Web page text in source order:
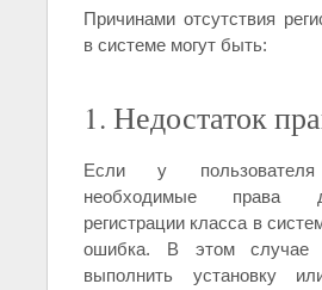
Причинами отсутствия
в системе могут быть:
1. Недостаток
Если у пользователя
необходимые права
регистрации класса в
ошибка. В этом случае
выполнить установку